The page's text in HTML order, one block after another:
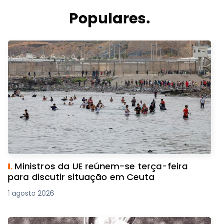
Populares.
I. Ministros da UE reúnem-se terça-feira
para discutir situação em Ceuta
1 agosto 2026